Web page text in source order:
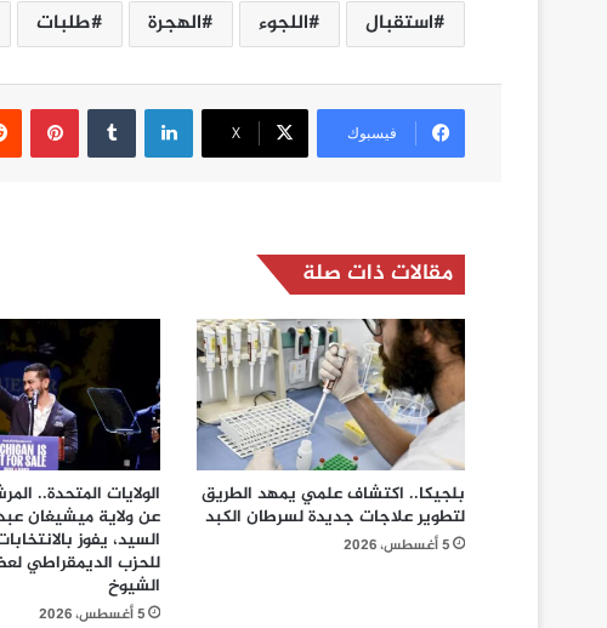
استقبال اللجوء الهجرة طلبات
فيسبوك ‫X
لينكدإن
مقالات ذات صلة
بلجيكا.. اكتشاف علمي يمهد الطريق
لتطوير علاجات جديدة لسرطان الكبد
5 أغسطس، 2026
الولايات المتحدة..
عن ولاية ميشيغان
السيد، يفوز
للحزب الديمقراطي
الشيوخ
5 أغسطس، 2026